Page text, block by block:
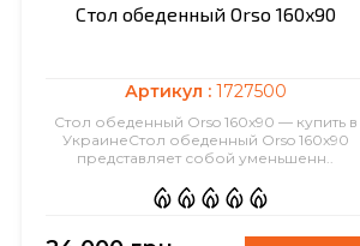
Стол обеденный Orso 160x90
Артикул : 1727500
Стол обеденный Orso 160x90 — купить в
УкраинеСтол обеденный Orso 160x90
представляет собой уменьшенн..